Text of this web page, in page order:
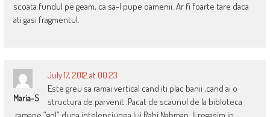
scoata fundul pe geam, ca sa-l pupe oamenii. Ar fi foarte tare daca
ati gasi fragmentul.
Maria-S
July 17, 2012 at 00:23
Este greu sa ramai vertical cand iti plac banii ,cand ai o
structura de parvenit .Pacat de scaunul de la bibloteca